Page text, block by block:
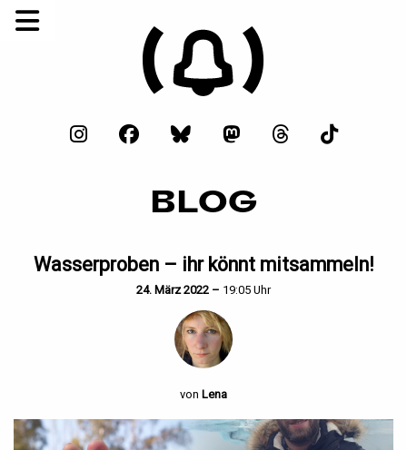
BLOG
Wasserproben – ihr könnt mitsammeln!
24. März 2022 – 19:05 Uhr
von Lena